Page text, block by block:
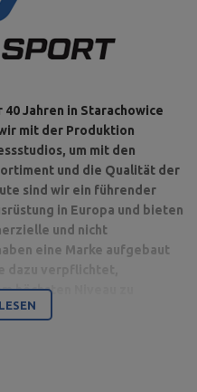
Jahren in Starachowice
mit der Produktion
um mit den
und die Qualität der
sind wir ein führender
in Europa und bieten
und nicht
eine Marke aufgebaut
höchsten Niveau zu